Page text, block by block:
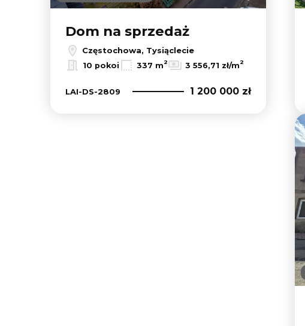
Dom na sprzedaż
Częstochowa, Tysiąclecie
10 pokoi 337 m2 3 556,71 zł/m2
LAI-DS-2809 1 200 000 zł